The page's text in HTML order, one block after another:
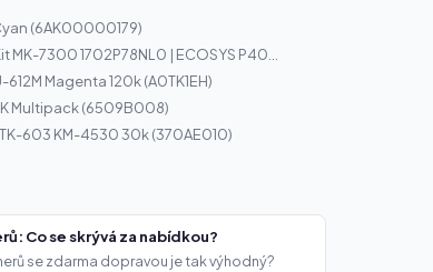
(6AK00000179)
7300 1702P78NL0 | ECOSYS P40...
Magenta 120k (A0TK1EH)
Multipack (6509B008)
603 KM-4530 30k (370AE010)
Co se skrývá za nabídkou?
se zdarma dopravou je tak výhodný?